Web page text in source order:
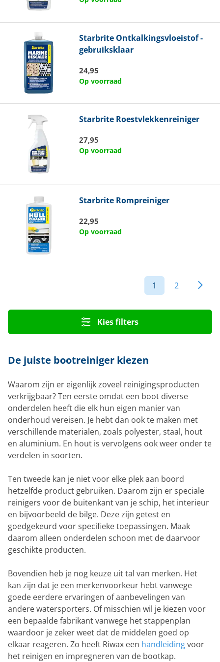
Starbrite Ontkalkingsvloeistof -
gebruiksklaar
24,95
Op voorraad
Starbrite Roestvlekkenreiniger
27,95
Op voorraad
Starbrite Rompreiniger
22,95
Op voorraad
1 2
Kies filters
De juiste bootreiniger kiezen
Waarom zijn er eigenlijk zoveel reinigingsproducten
verkrijgbaar? Ten eerste omdat een boot diverse
onderdelen heeft die elk hun eigen manier van
onderhoud vereisen. Je hebt dan ook te maken met
verschillende materialen, zoals polyester, staal, hout
en aluminium. En hout is vervolgens ook weer onder te
verdelen in soorten.
Ten tweede kan je niet voor elke plek aan boord
hetzelfde product gebruiken. Daarom zijn er speciale
reinigers voor de buitenkant van je schip, het interieur
en bijvoorbeeld de bilge. Deze zijn getest en
goedgekeurd voor specifieke toepassingen. Maak
daarom alleen onderdelen schoon met de daarvoor
geschikte producten.
Bovendien heb je nog keuze uit tal van merken. Het
kan zijn dat je een merkenvoorkeur hebt vanwege
goede eerdere ervaringen of aanbevelingen van
andere watersporters. Of misschien wil je kiezen voor
een bepaalde fabrikant vanwege het stappenplan
waardoor je zeker weet dat de middelen goed op
elkaar reageren. Zo heeft Riwax een handleidingvoor
het reinigen en impregneren van de bootkap.